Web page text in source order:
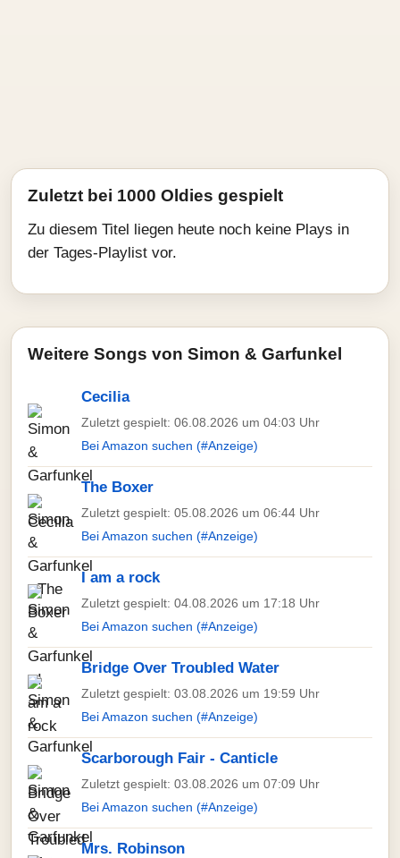
Zuletzt bei 1000 Oldies gespielt
Zu diesem Titel liegen heute noch keine Plays in
der Tages-Playlist vor.
Weitere Songs von Simon & Garfunkel
Cecilia
Zuletzt gespielt: 06.08.2026 um 04:03 Uhr
Bei Amazon suchen (#Anzeige)
The Boxer
Zuletzt gespielt: 05.08.2026 um 06:44 Uhr
Bei Amazon suchen (#Anzeige)
I am a rock
Zuletzt gespielt: 04.08.2026 um 17:18 Uhr
Bei Amazon suchen (#Anzeige)
Bridge Over Troubled Water
Zuletzt gespielt: 03.08.2026 um 19:59 Uhr
Bei Amazon suchen (#Anzeige)
Scarborough Fair - Canticle
Zuletzt gespielt: 03.08.2026 um 07:09 Uhr
Bei Amazon suchen (#Anzeige)
Mrs. Robinson